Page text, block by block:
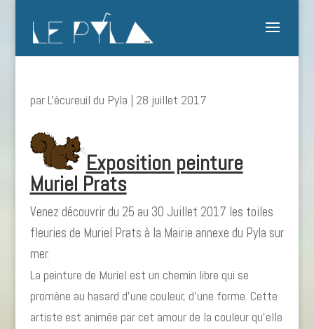
par L'écureuil du Pyla | 28 juillet 2017
Exposition peinture
Muriel Prats
Venez découvrir du 25 au 30 Juillet 2017 les toiles
fleuries de Muriel Prats à la Mairie annexe du Pyla sur
mer.
La peinture de Muriel est un chemin libre qui se
promène au hasard d’une couleur, d’une forme. Cette
artiste est animée par cet amour de la couleur qu’elle